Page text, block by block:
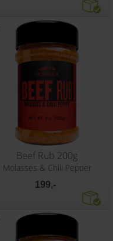
Beef Rub 200g
Molasses & Chili Pepper
199,-